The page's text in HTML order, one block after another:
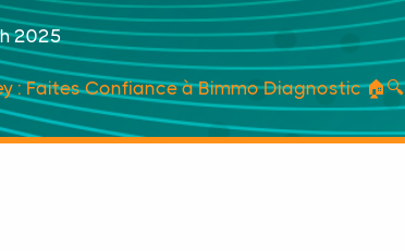
2025
: Faites Confiance à Bimmo Diagnostic 🏠🔍